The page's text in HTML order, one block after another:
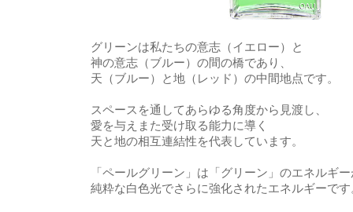
グリーンは私たちの意志（イエロー）と
神の意志（ブルー）の間の橋であり、
天（ブルー）と地（レッド）の中間地点です。
スペースを通してあらゆる角度から見渡し、
愛を与えまた受け取る能力に導く
天と地の相互連結性を代表しています。
「ペールグリーン」は「グリーン」のエネルギー
純粋な白色光でさらに強化されたエネルギーです